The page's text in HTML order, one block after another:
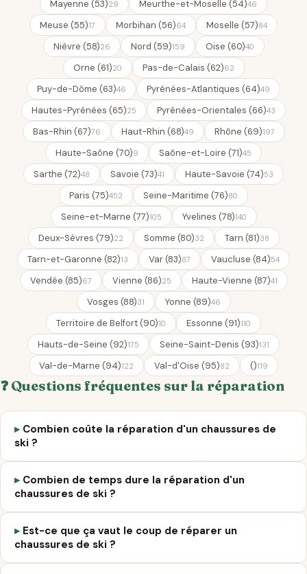
Mayenne (53)29 Meurthe-et-Moselle (54)46
Meuse (55)17 Morbihan (56)64 Moselle (57)84
Nièvre (58)26 Nord (59)159 Oise (60)40
Orne (61)20 Pas-de-Calais (62)62
Puy-de-Dôme (63)46 Pyrénées-Atlantiques (64)49
Hautes-Pyrénées (65)25 Pyrénées-Orientales (66)43
Bas-Rhin (67)76 Haut-Rhin (68)49 Rhône (69)197
Haute-Saône (70)9 Saône-et-Loire (71)45
Sarthe (72)48 Savoie (73)41 Haute-Savoie (74)53
Paris (75)452 Seine-Maritime (76)80
Seine-et-Marne (77)105 Yvelines (78)140
Deux-Sèvres (79)22 Somme (80)32 Tarn (81)38
Tarn-et-Garonne (82)13 Var (83)87 Vaucluse (84)54
Vendée (85)67 Vienne (86)25 Haute-Vienne (87)41
Vosges (88)31 Yonne (89)46
Territoire de Belfort (90)10 Essonne (91)110
Hauts-de-Seine (92)175 Seine-Saint-Denis (93)131
Val-de-Marne (94)122 Val-d'Oise (95)82 ()119
❓ Questions fréquentes sur la réparation
Combien coûte la réparation d'un chaussures de
ski ?
Combien de temps dure la réparation d'un
chaussures de ski ?
Est-ce que ça vaut le coup de réparer un
chaussures de ski ?